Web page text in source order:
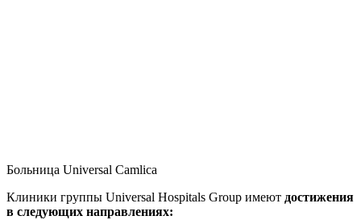
Больница Universal Camlica
Клиники группы Universal Hospitals Group имеют достижения
в следующих направлениях: